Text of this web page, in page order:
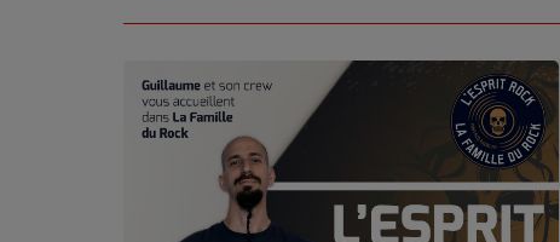
GRILLE DES PROGRAMMES
C'ÉTAIT QUOI CE TITRE ?